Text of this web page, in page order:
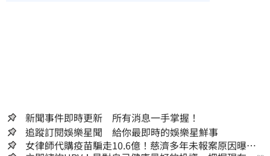
新聞事件即時更新 所有消息一手掌握！
追蹤訂閱娛樂星聞 給你最即時的娛樂星鮮事
女律師代購疫苗騙走10.6億！慈濟多年未報案原因曝：